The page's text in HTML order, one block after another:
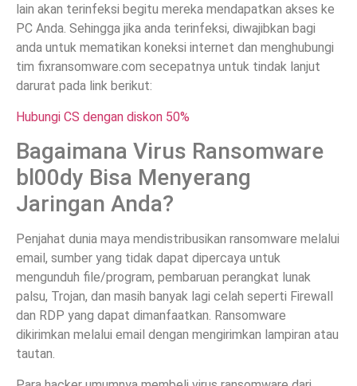
lain akan terinfeksi begitu mereka mendapatkan akses ke
PC Anda. Sehingga jika anda terinfeksi, diwajibkan bagi
anda untuk mematikan koneksi internet dan menghubungi
tim fixransomware.com secepatnya untuk tindak lanjut
darurat pada link berikut:
Hubungi CS dengan diskon 50%
Bagaimana Virus Ransomware
bl00dy Bisa Menyerang
Jaringan Anda?
Penjahat dunia maya mendistribusikan ransomware melalui
email, sumber yang tidak dapat dipercaya untuk
mengunduh file/program, pembaruan perangkat lunak
palsu, Trojan, dan masih banyak lagi celah seperti Firewall
dan RDP yang dapat dimanfaatkan. Ransomware
dikirimkan melalui email dengan mengirimkan lampiran atau
tautan.